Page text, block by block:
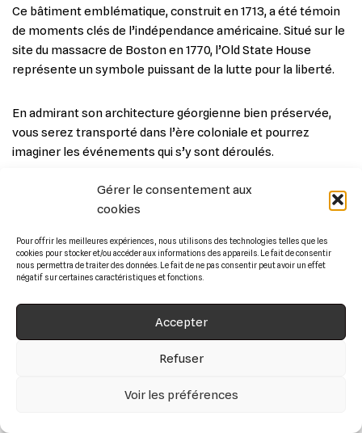
Gérer le consentement aux
cookies
Pour offrir les meilleures expériences, nous utilisons des technologies telles que les
cookies pour stocker et/ou accéder aux informations des appareils. Le fait de consentir
nous permettra de traiter des données. Le fait de ne pas consentir peut avoir un effet
négatif sur certaines caractéristiques et fonctions.
Accepter
Refuser
Voir les préférences
Ce bâtiment emblématique, construit en 1713, a été témoin
de moments clés de l’indépendance américaine. Situé sur le
site du massacre de Boston en 1770, l’Old State House
représente un symbole puissant de la lutte pour la liberté.
En admirant son architecture géorgienne bien préservée,
vous serez transporté dans l’ère coloniale et pourrez
imaginer les événements qui s’y sont déroulés.